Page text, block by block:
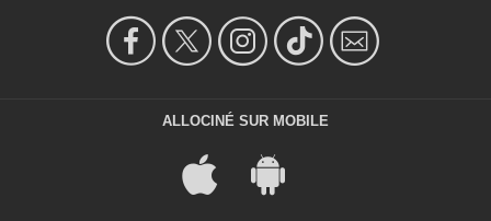
ALLOCINÉ SUR MOBILE